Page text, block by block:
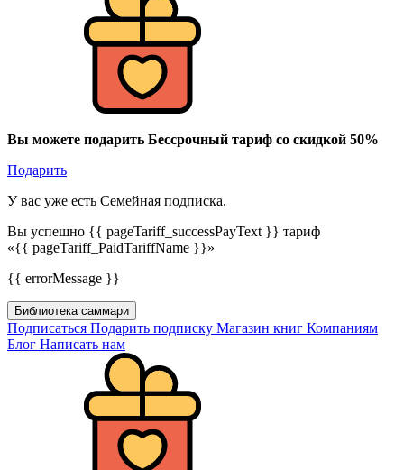
Вы можете подарить Бессрочный тариф со скидкой 50%
Подарить
У вас уже есть Семейная подписка.
Вы успешно {{ pageTariff_successPayText }} тариф
«{{ pageTariff_PaidTariffName }}»
{{ errorMessage }}
Библиотека саммари
Подписаться Подарить подписку Магазин книг Компаниям
Блог Написать нам